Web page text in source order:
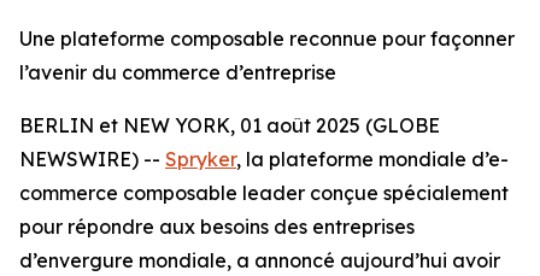
Une plateforme composable reconnue pour façonner
l’avenir du commerce d’entreprise
BERLIN et NEW YORK, 01 août 2025 (GLOBE
NEWSWIRE) -- Spryker, la plateforme mondiale d’e-
commerce composable leader conçue spécialement
pour répondre aux besoins des entreprises
d’envergure mondiale, a annoncé aujourd’hui avoir